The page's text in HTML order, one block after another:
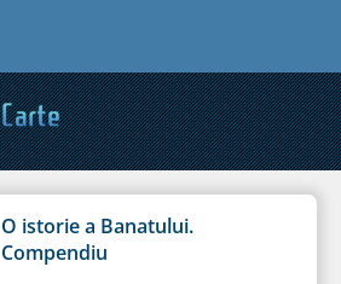
O istorie a Banatului.
Compendiu